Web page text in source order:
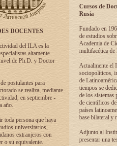
DOCENTES
del ILA es la
altamente
de Ph.D. y Doctor
postulantes para
se realiza, mediante
en septiembre -
año.
toda persona que haya
universitarios,
extranjeros con
o su equivalente.
Cursos de
Rusia
Fundado en
de estudios
Academia de
multifacética de
Actualmente el
sociopolíticos,
de
tiempos se
de los sistemas
de científicos
países
base bilateral y
Adjunto al
presentar una